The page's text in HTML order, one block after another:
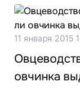
11 января 2015
овчинка